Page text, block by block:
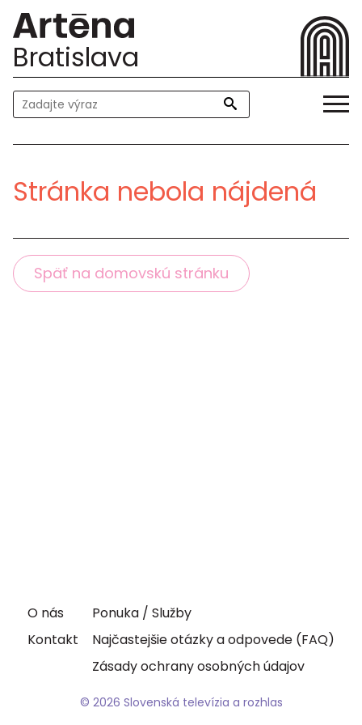
Bratislava
Stránka nebola nájdená
Späť na domovskú stránku
O nás
Kontakt
Ponuka / Služby
Najčastejšie otázky a odpovede (FAQ)
Zásady ochrany osobných údajov
© 2026 Slovenská televízia a rozhlas